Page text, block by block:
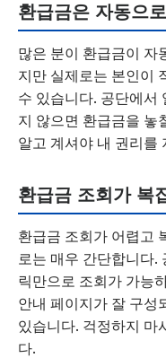
환급금은 자동으
많은 분이 환급금이 자
지만 실제로는 본인이
수 있습니다. 공단에서
지 않으면 환급금을 놓
알고 계셔야 내 권리를
환급금 조회가 복
환급금 조회가 어렵고
로는 매우 간단합니다.
릭만으로 조회가 가능
안내 페이지가 잘 구성
있습니다. 걱정하지 마
다.